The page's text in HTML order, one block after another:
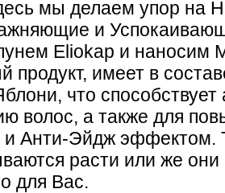
мы делаем упор на
и
Eliokap и наносим
продукт, имеет в
что способствует
волос, а также для
Анти-Эйдж эффектом.
расти или же они
для Вас.